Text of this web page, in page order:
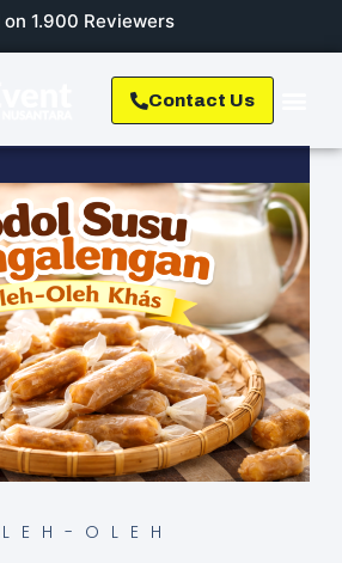
1.900 Reviewers
Contact Us
OLEH